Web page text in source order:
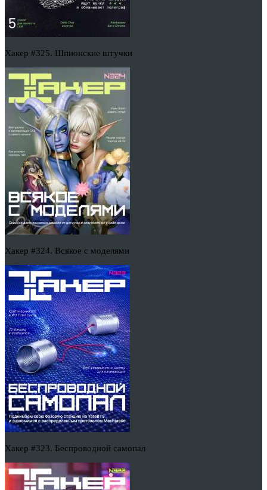
Хакер #325. Шпионские штучки
Хакер #324. Всякое с моделями
Хакер #323. Беспроводной самопал